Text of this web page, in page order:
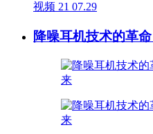
视频 21 07.29
降噪耳机技术的革